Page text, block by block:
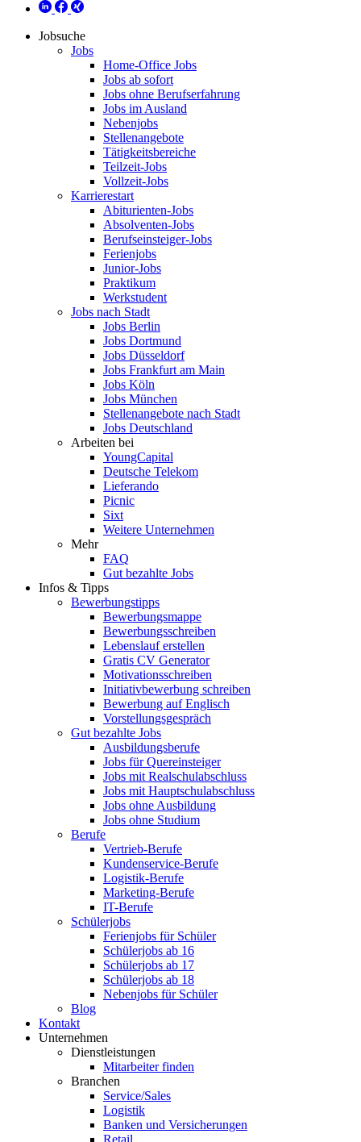
Jobsuche
Jobs
Home-Office Jobs
Jobs ab sofort
Jobs ohne Berufserfahrung
Jobs im Ausland
Nebenjobs
Stellenangebote
Tätigkeitsbereiche
Teilzeit-Jobs
Vollzeit-Jobs
Karrierestart
Abiturienten-Jobs
Absolventen-Jobs
Berufseinsteiger-Jobs
Ferienjobs
Junior-Jobs
Praktikum
Werkstudent
Jobs nach Stadt
Jobs Berlin
Jobs Dortmund
Jobs Düsseldorf
Jobs Frankfurt am Main
Jobs Köln
Jobs München
Stellenangebote nach Stadt
Jobs Deutschland
Arbeiten bei
YoungCapital
Deutsche Telekom
Lieferando
Picnic
Sixt
Weitere Unternehmen
Mehr
FAQ
Gut bezahlte Jobs
Infos & Tipps
Bewerbungstipps
Bewerbungsmappe
Bewerbungsschreiben
Lebenslauf erstellen
Gratis CV Generator
Motivationsschreiben
Initiativbewerbung schreiben
Bewerbung auf Englisch
Vorstellungsgespräch
Gut bezahlte Jobs
Ausbildungsberufe
Jobs für Quereinsteiger
Jobs mit Realschulabschluss
Jobs mit Hauptschulabschluss
Jobs ohne Ausbildung
Jobs ohne Studium
Berufe
Vertrieb-Berufe
Kundenservice-Berufe
Logistik-Berufe
Marketing-Berufe
IT-Berufe
Schülerjobs
Ferienjobs für Schüler
Schülerjobs ab 16
Schülerjobs ab 17
Schülerjobs ab 18
Nebenjobs für Schüler
Blog
Kontakt
Unternehmen
Dienstleistungen
Mitarbeiter finden
Branchen
Service/Sales
Logistik
Banken und Versicherungen
Retail